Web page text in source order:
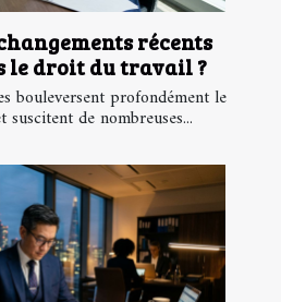
récents
le droit du travail ?
bouleversent profondément le
de nombreuses...